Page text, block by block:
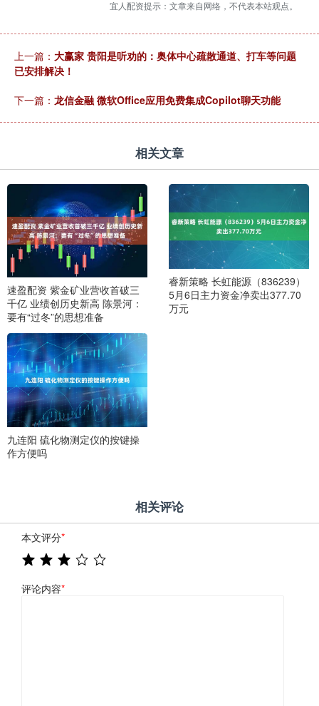
宜人配资提示：文章来自网络，不代表本站观点。
上一篇： 大赢家 贵阳是听劝的：奥体中心疏散通道、打车等问题
已安排解决！
下一篇： 龙信金融 微软Office应用免费集成Copilot聊天功能
相关文章
速盈配资 紫金矿业营收首破三
千亿 业绩创历史新高 陈景河：
要有“过冬”的思想准备
睿新策略 长虹能源（836239）
5月6日主力资金净卖出377.70
万元
九连阳 硫化物测定仪的按键操
作方便吗
相关评论
本文评分*
评论内容*